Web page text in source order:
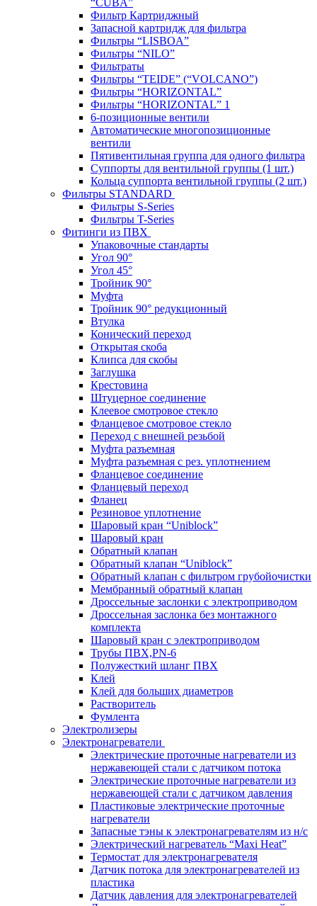
Фильтр Картриджный
Запасной картридж для фильтра
Фильтры “LISBOA”
Фильтры “NILO”
Фильтраты
Фильтры “TEIDE” (“VOLСANO”)
Фильтры “HORIZONTAL”
Фильтры “HORIZONTAL” 1
6-позиционные вентили
Автоматические многопозиционные
вентили
Пятивентильная группа для одного фильтра
Суппорты для вентильной группы (1 шт.)
Кольца суппорта вентильной группы (2 шт.)
Фильтры STANDARD
Фильтры S-Series
Фильтры T-Series
Фитинги из ПВХ
Упаковочные стандарты
Угол 90°
Угол 45°
Тройник 90°
Муфта
Тройник 90° редукционный
Втулка
Конический переход
Открытая скоба
Клипса для скобы
Заглушка
Крестовина
Штуцерное соединение
Клеевое смотровое стекло
Фланцевое смотровое стекло
Переход с внешней резьбой
Муфта разъемная
Муфта разъемная с рез. уплотнением
Фланцевое соединение
Фланцевый переход
Фланец
Резиновое уплотнение
Шаровый кран “Uniblock”
Шаровый кран
Обратный клапан
Обратный клапан “Uniblock”
Обратный клапан с фильтром грубойочистки
Мембранный обратный клапан
Дроссельные заслонки с электроприводом
Дроссельная заслонка без монтажного
комплекта
Шаровый кран с электроприводом
Трубы ПВХ,PN-6
Полужесткий шланг ПВХ
Клей
Клей для больших диаметров
Растворитель
Фумлента
Электролизеры
Электронагреватели
Электрические проточные нагреватели из
нержавеющей стали с датчиком потока
Электрические проточные нагреватели из
нержавеющей стали с датчиком давления
Пластиковые электрические проточные
нагреватели
Запасные тэны к электронагревателям из н/с
Электрический нагреватель “Maxi Heat”
Термостат для электронагревателя
Датчик потока для электронагревателей из
пластика
Датчик давления для электронагревателей